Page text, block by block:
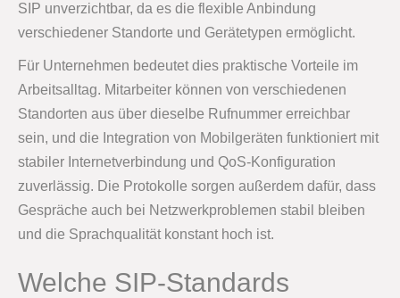
SIP unverzichtbar, da es die flexible Anbindung
verschiedener Standorte und Gerätetypen ermöglicht.
Für Unternehmen bedeutet dies praktische Vorteile im
Arbeitsalltag. Mitarbeiter können von verschiedenen
Standorten aus über dieselbe Rufnummer erreichbar
sein, und die Integration von Mobilgeräten funktioniert mit
stabiler Internetverbindung und QoS-Konfiguration
zuverlässig. Die Protokolle sorgen außerdem dafür, dass
Gespräche auch bei Netzwerkproblemen stabil bleiben
und die Sprachqualität konstant hoch ist.
Welche SIP-Standards